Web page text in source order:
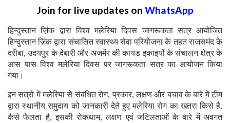
Join for live updates on WhatsApp
हिन्दुस्तान ज़िंक द्वारा विश्व मलेरिया दिवस जागरूकता सत्र आयोजित
हिन्दुस्तान ज़िंक द्वारा संचालित स्वास्थ्य सेवा परियोजना के तहत राजसमंद के
दरीबा, उदयपुर के देबारी और अजमेंर की कायड इकाइयों के संचालन क्षेत्र के
आस पास विश्व मलेरिया दिवस पर जागरूकता सत्र का आयोजन किया
गया।
इन सत्रों में मलेरिया से संबंधित रोग, प्रकार, लक्षण और बचाव के बारे में टीम
द्वारा स्थानीय समुदाय को जानकारी देते हुए मलेरिया रोग का खतरा किसे है,
कैसे फैलता है, इसकी रोकथाम, लक्षण एवं जटिलताओं के बारे में अवगत